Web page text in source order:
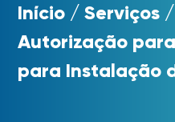
Início /Serviços
Autorização
para Instalação